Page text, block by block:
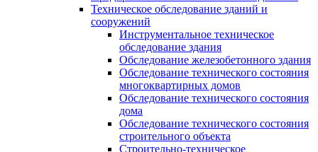
Техническое обследование зданий и
сооружений
Инструментальное техническое
обследование здания
Обследование железобетонного здания
Обследование технического состояния
многоквартирных домов
Обследование технического состояния
дома
Обследование технического состояния
строительного объекта
Строительно-техническое